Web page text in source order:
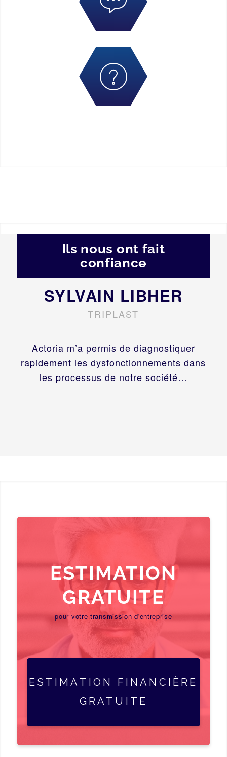
Ils nous ont fait
confiance
Actoria m’a permis de diagnostiquer
rapidement les dysfonctionnements dans
les processus de notre société…
SYLVAIN LIBHER
TRIPLAST
ESTIMATION
GRATUITE
pour votre transmission d'entreprise
ESTIMATION FINANCIÈRE
GRATUITE